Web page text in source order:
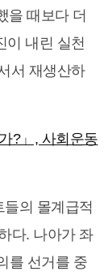
을 때보다 더
이 내린 실천
서 재생산하
?」, 사회운동
의 몰계급적
다. 나아가 좌
를 선거를 중